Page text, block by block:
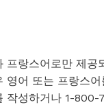
프랑스어로만 제공
영어 또는 프랑스
작성하거나 1-800-